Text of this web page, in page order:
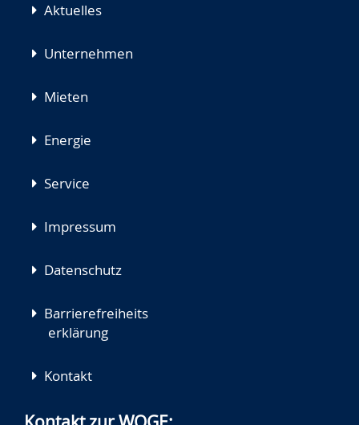
Aktuelles
Unternehmen
Mieten
Energie
Service
Impressum
Datenschutz
Barrierefreiheits
erklärung
Kontakt